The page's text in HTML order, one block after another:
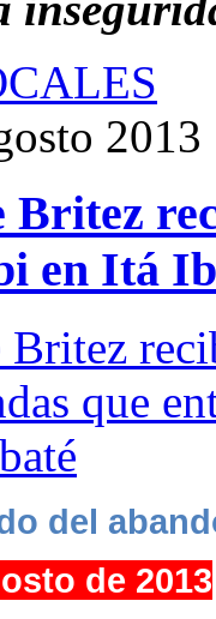
2013
Britez
en Itá
del
de 2013